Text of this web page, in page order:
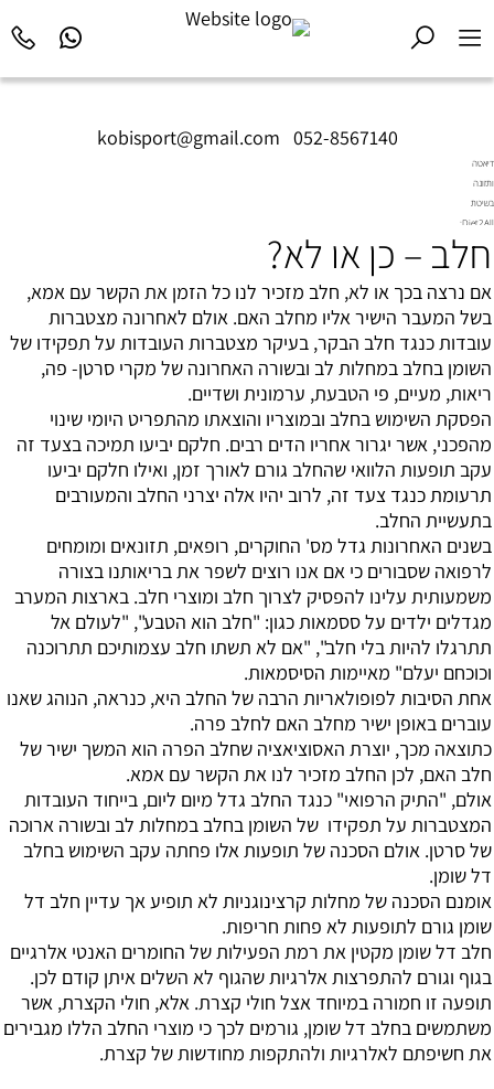
kobisport@gmail.com 052-8567140
דיאטה
ותזונה
בשיטת
Diet2All:
המושלם.
חלב – כן או לא?
אם נרצה בכך או לא, חלב מזכיר לנו כל הזמן את הקשר עם אמא,
בשל המעבר הישיר אליו מחלב האם. אולם לאחרונה מצטברות
עובדות כנגד חלב הבקר, בעיקר מצטברות העובדות על תפקידו של
השומן בחלב במחלות לב ובשורה האחרונה של מקרי סרטן- פה,
ריאות, מעיים, פי הטבעת, ערמונית ושדיים.
הפסקת השימוש בחלב ובמוצריו והוצאתו מהתפריט היומי שינוי
מהפכני, אשר יגרור אחריו הדים רבים. חלקם יביעו תמיכה בצעד זה
עקב תופעות הלוואי שהחלב גורם לאורך זמן, ואילו חלקם יביעו
תרעומת כנגד צעד זה, לרוב יהיו אלה יצרני החלב והמעורבים
בתעשיית החלב.
בשנים האחרונות גדל מס' החוקרים, רופאים, תזונאים ומומחים
לרפואה שסבורים כי אם אנו רוצים לשפר את בריאותנו בצורה
משמעותית עלינו להפסיק לצרוך חלב ומוצרי חלב. בארצות המערב
מגדלים ילדים על ססמאות כגון: "חלב הוא הטבע", "לעולם אל
תתרגלו להיות בלי חלב", "אם לא תשתו חלב עצמותיכם תתרוכנה
וכוכחם יעלם" מאיימות הסיסמאות.
אחת הסיבות לפופולאריות הרבה של החלב היא, כנראה, הנוהג שאנו
עוברים באופן ישיר מחלב האם לחלב פרה.
כתוצאה מכך, יוצרת האסוציאציה שחלב הפרה הוא המשך ישיר של
חלב האם, לכן החלב מזכיר לנו את הקשר עם אמא.
אולם, "התיק הרפואי" כנגד החלב גדל מיום ליום, בייחוד העובדות
המצטברות על תפקידו של השומן בחלב במחלות לב ובשורה ארוכה
של סרטן. אולם הסכנה של תופעות אלו פחתה עקב השימוש בחלב
דל שומן.
אומנם הסכנה של מחלות קרצינוגניות לא תופיע אך עדיין חלב דל
שומן גורם לתופעות לא פחות חריפות.
חלב דל שומן מקטין את רמת הפעילות של החומרים האנטי אלרגיים
בגוף וגורם להתפרצות אלרגיות שהגוף לא השלים איתן קודם לכן.
תופעה זו חמורה במיוחד אצל חולי קצרת. אלא, חולי הקצרת, אשר
משתמשים בחלב דל שומן, גורמים לכך כי מוצרי החלב הללו מגבירים
את חשיפתם לאלרגיות ולהתקפות מחודשות של קצרת.